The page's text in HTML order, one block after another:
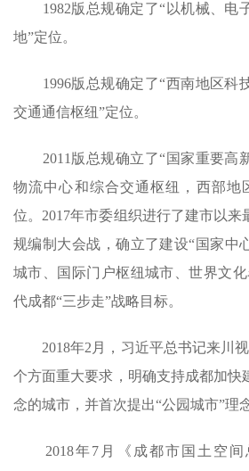
1982版总规确定了“以机械、电
地”定位。
1996版总规确定了“西南地区科
交通通信枢纽”定位。
2011版总规确立了“国家重要高
物流中心和综合交通枢纽，西部地
位。2017年市委组织进行了建市以来
规编制大会战，确立了建设“国家中
城市、国际门户枢纽城市、世界文
代成都“三步走”战略目标。
2018年2月，习近平总书记来川视
个方面重大要求，明确支持成都加快
念的城市，并首次提出“公园城市”理念
2018年7月《成都市国土空间